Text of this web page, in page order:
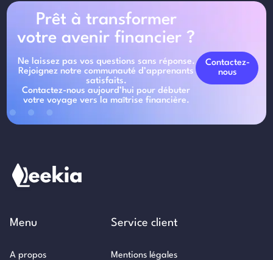
Prêt à transformer
votre avenir financier ?
Ne laissez pas vos questions sans réponse.
Rejoignez notre communauté d’apprenants
satisfaits.
Contactez-nous aujourd’hui pour débuter
votre voyage vers la maîtrise financière.
Contactez-
nous
Menu
A propos
Service client
Mentions légales